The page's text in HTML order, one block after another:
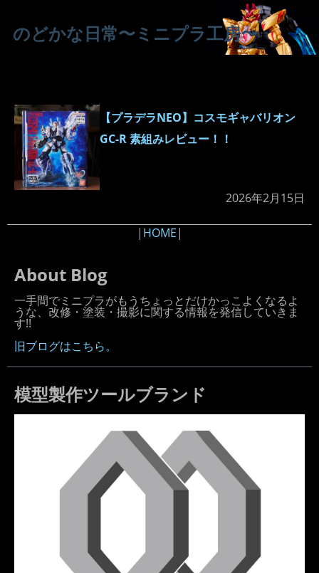
のどかな日常〜ミニプラ工房〜
【プラデラNEO】コスモギャバリオン
GC-R 素組みレビュー！！
2026年2月15日
| HOME|
About Blog
一手間でミニプラがもうちょっとだけかっこよくなるよ
うな、改修・塗装・撮影に関する情報を発信していきま
す!!
旧ブログはこちら。
模型製作ツールブランド